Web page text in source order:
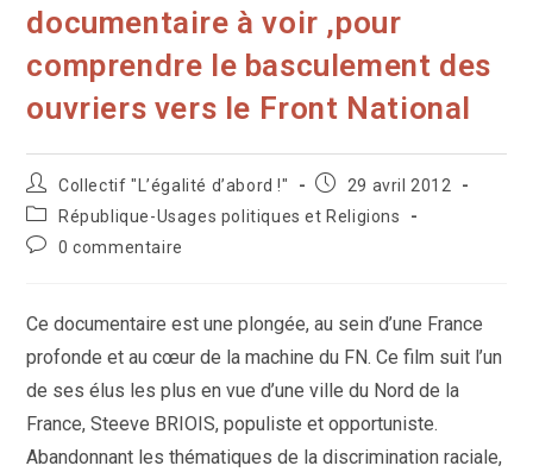
documentaire à voir ,pour
comprendre le basculement des
ouvriers vers le Front National
Auteur/autrice
de
la
publication :
Collectif "L’égalité d’abord !"
Publication
29 avril 2012
Post
category:
République-Usages politiques et Religions
Commentaires
0 commentaire
Ce documentaire est une plongée, au sein d’une France
profonde et au cœur de la machine du FN. Ce film suit l’un
de ses élus les plus en vue d’une ville du Nord de la
France, Steeve BRIOIS, populiste et opportuniste.
Abandonnant les thématiques de la discrimination raciale,